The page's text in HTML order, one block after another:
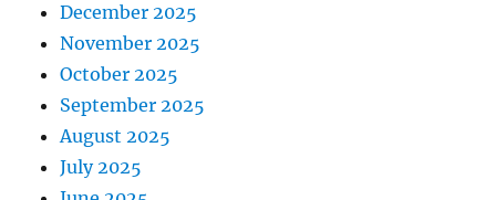
December 2025
November 2025
October 2025
September 2025
August 2025
July 2025